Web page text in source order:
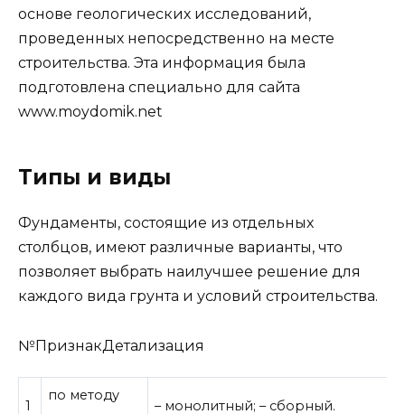
основе геологических исследований,
проведенных непосредственно на месте
строительства. Эта информация была
подготовлена специально для сайта
www.moydomik.net
Типы и виды
Фундаменты, состоящие из отдельных
столбцов, имеют различные варианты, что
позволяет выбрать наилучшее решение для
каждого вида грунта и условий строительства.
№ПризнакДетализация
1
по методу
– монолитный; – сборный.